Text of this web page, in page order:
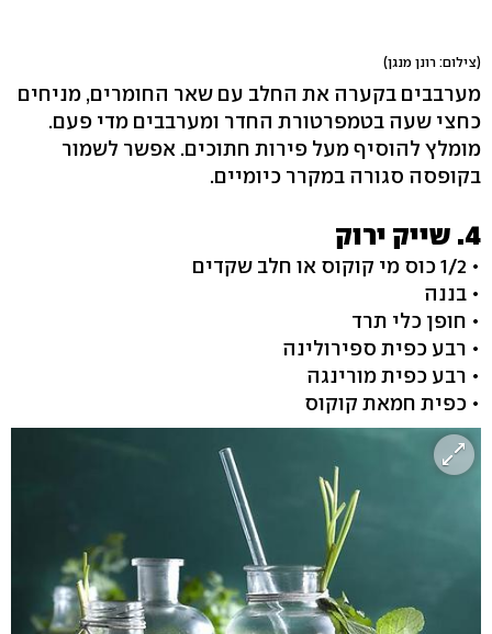
(צילום: רונן מנגן)
מערבבים בקערה את החלב עם שאר החומרים, מניחים
כחצי שעה בטמפרטורת החדר ומערבבים מדי פעם.
מומלץ להוסיף מעל פירות חתוכים. אפשר לשמור
בקופסה סגורה במקרר כיומיים.
4. שייק ירוק
• 1/2 כוס מי קוקוס או חלב שקדים
• בננה
• חופן כלי תרד
• רבע כפית ספירולינה
• רבע כפית מורינגה
• כפית חמאת קוקוס